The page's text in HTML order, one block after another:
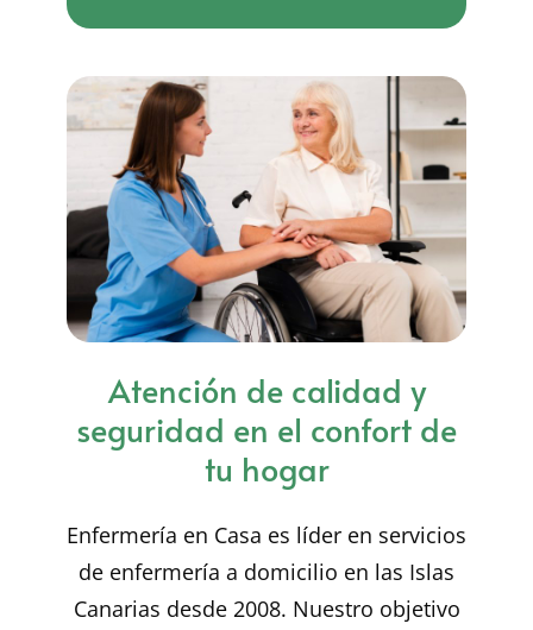
Atención de calidad y
seguridad en el confort de
tu hogar
Enfermería en Casa es líder en servicios
de enfermería a domicilio en las Islas
Canarias desde 2008. Nuestro objetivo